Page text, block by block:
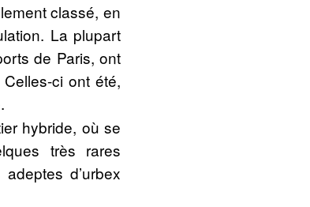
classé, en
La plupart
de Paris, ont
ci ont été,
hybride, où se
très rares
d’urbex